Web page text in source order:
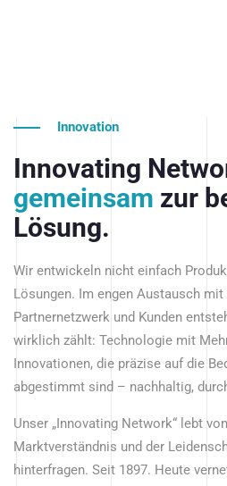
Innovation
Innovating
gemeinsam zur
Lösung.
Wir entwickeln nicht einfach
Lösungen. Im engen Austausch
Partnernetzwerk und Kunden
wirklich zählt: Technologie mit
Innovationen, die präzise auf die
abgestimmt sind – nachhaltig,
Unser „Innovating Network“ lebt
Marktverständnis und der
hinterfragen. Seit 1897. Heute